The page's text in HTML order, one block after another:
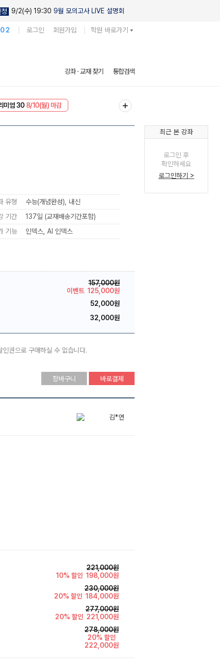
청 9/2(수) 19:30 9월 모의고사 LIVE 설명회
로그인 회원가입 학원 바로가기
강좌 · 교재 찾기 통합검색
미엄 30 8/10(월) 마감
유형
수능(개념완성), 내신
기간
137일 (교재배송기간포함)
기능 인덱스 AI 인덱스
157,000원
이벤트 125,000원
52,000원
32,000원
권으로 구매하실 수 없습니다.
장바구니 바로결제
김*연
221,000원
10% 할인 198,000원
230,000원
20% 할인 184,000원
277,000원
20% 할인 221,000원
278,000원
20% 할인
222,000원
최근 본 강좌
로그인 후
확인하세요
로그인하기 >